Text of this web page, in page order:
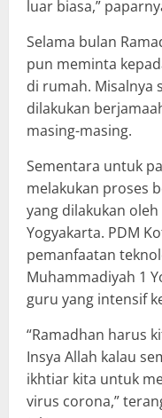
luar biasa,”
Selama bulan
pun meminta
di rumah. Misalnya
dilakukan
masing-masing.
Sementara untuk
melakukan proses
yang dilakukan
Yogyakarta. PDM
pemanfaatan
Muhammadiyah 1
guru yang intensif
“Ramadhan harus
Insya Allah kalau
ikhtiar kita untuk
virus corona,”